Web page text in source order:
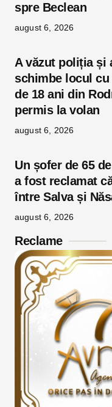
spre Beclean
august 6, 2026
A văzut poliția și
schimbe locul cu
de 18 ani din
permis la volan
august 6, 2026
Un șofer de 65
a fost reclamat
între Salva și
august 6, 2026
Reclame